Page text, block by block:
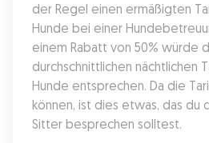
der Regel einen ermäßigten
Hunde bei einer
einem Rabatt von 50% würde
durchschnittlichen nächtlichen
Hunde entsprechen. Da die
können, ist dies etwas, das du
Sitter besprechen solltest.